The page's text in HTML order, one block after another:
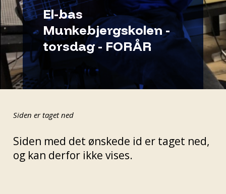
El-bas
Munkebjergskolen -
torsdag - FORÅR
Siden er taget ned
Siden med det ønskede id er taget ned,
og kan derfor ikke vises.